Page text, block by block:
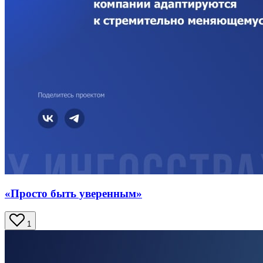
«Просто быть уверенным»
1